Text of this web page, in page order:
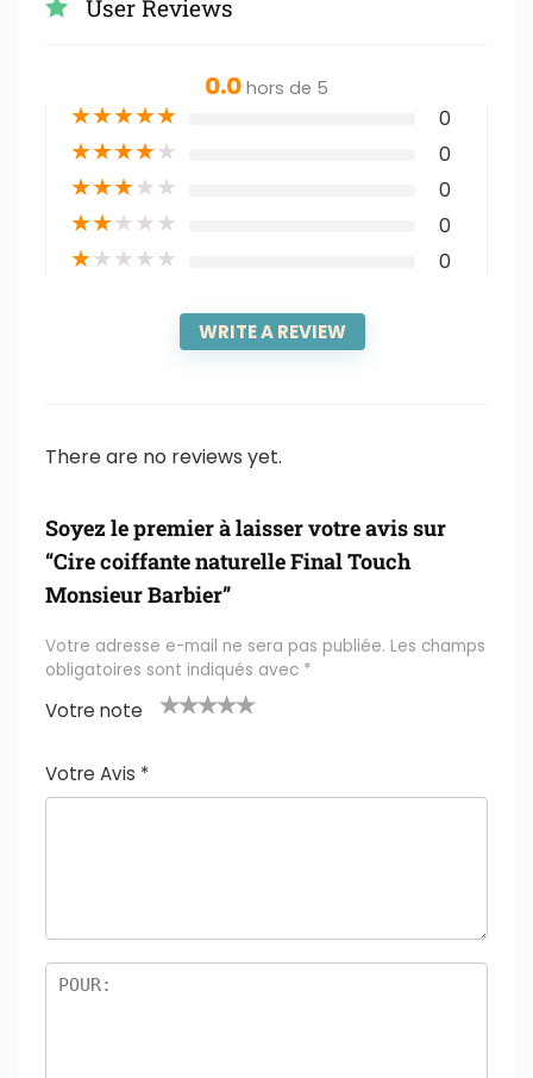
User Reviews
0.0 hors de 5
★★★★★ 0
★★★★★ 0
★★★★★ 0
★★★★★ 0
★★★★★ 0
WRITE A REVIEW
There are no reviews yet.
Soyez le premier à laisser votre avis sur
“Cire coiffante naturelle Final Touch
Monsieur Barbier”
Votre adresse e-mail ne sera pas publiée. Les champs
obligatoires sont indiqués avec *
Votre note
t
5
s
5
Votre Avis *